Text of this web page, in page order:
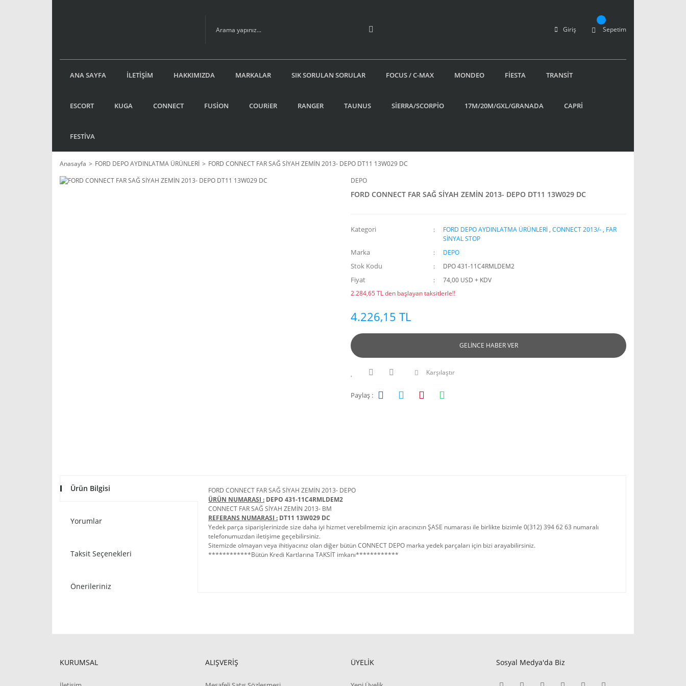
Giriş Sepetim
ANA SAYFA İLETİŞİM HAKKIMIZDA MARKALAR SIK SORULAN SORULAR FOCUS / C-MAX MONDEO FİESTA TRANSİT
ESCORT KUGA CONNECT FUSİON COURiER RANGER TAUNUS SİERRA/SCORPİO 17M/20M/GXL/GRANADA CAPRİ
FESTİVA
Anasayfa FORD DEPO AYDINLATMA ÜRÜNLERİ
FORD CONNECT FAR SAĞ SİYAH ZEMİN 2013- DEPO DT11 13W029 DC
DEPO
FORD CONNECT FAR SAĞ SİYAH ZEMİN 2013- DEPO DT11 13W029 DC
Kategori FORD DEPO AYDINLATMA ÜRÜNLERİ , CONNECT 2013/- , FAR
SİNYAL STOP
Marka DEPO
Stok Kodu DPO 431-11C4RMLDEM2
Fiyat
74,00 USD + KDV
2.284,65 TL den başlayan taksitlerle!!
4.226,15 TL
GELİNCE HABER VER
Karşılaştır
Paylaş :
Ürün Bilgisi
Yorumlar
Taksit Seçenekleri
Önerileriniz
FORD CONNECT FAR SAĞ SİYAH ZEMİN 2013- DEPO
ÜRÜN NUMARASI : DEPO 431-11C4RMLDEM2
CONNECT FAR SAĞ SİYAH ZEMİN 2013- BM
REFERANS NUMARASI : DT11 13W029 DC
Yedek parça siparişlerinizde size daha iyi hizmet verebilmemiz için aracınızın ŞASE numarası ile birlikte bizimle 0(312) 394 62 63 numaralı
telefonumuzdan iletişime geçebilirsiniz.
Sitemizde olmayan veya ihitiyacınız olan diğer bütün CONNECT DEPO marka yedek parçaları için bizi arayabilirsiniz.
************Bütün Kredi Kartlarına TAKSİT imkanı************
KURUMSAL ALIŞVERİŞ ÜYELİK Sosyal Medya'da Biz